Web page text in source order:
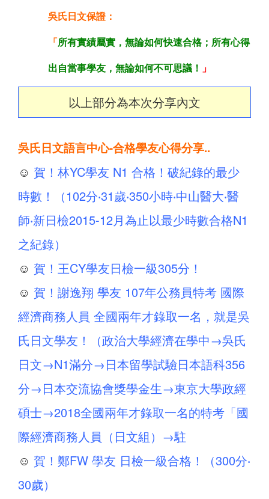
吳氏日文保證：
「 所有實績屬實，無論如何快速合格； 所有心得
出自當事學友，無論如何不可思議！ 」
以上部分為本次分享內文
吳氏日文語言中心-合格學友心得分享..
☺ 賀！林YC學友 N1 合格！破紀錄的最少
時數！（102分‧31歲‧350小時‧中山醫大‧醫
師‧新日檢2015-12月為止以最少時數合格N1
之紀錄）
☺ 賀！王CY學友日檢一級305分！
☺ 賀！謝逸翔 學友 107年公務員特考 國際
經濟商務人員 全國兩年才錄取一名，就是吳
氏日文學友！（政治大學經濟在學中→吳氏
日文→N1滿分→日本留學試驗日本語科356
分→日本交流協會獎學金生→東京大學政經
碩士→2018全國兩年才錄取一名的特考「國
際經濟商務人員（日文組）→駐
☺ 賀！鄭FW 學友 日檢一級合格！（300分‧
30歲）